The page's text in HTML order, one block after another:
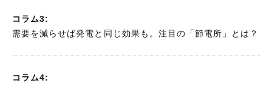
コラム3:
需要を減らせば発電と同じ効果も。注目の「節電所」とは？
コラム4: